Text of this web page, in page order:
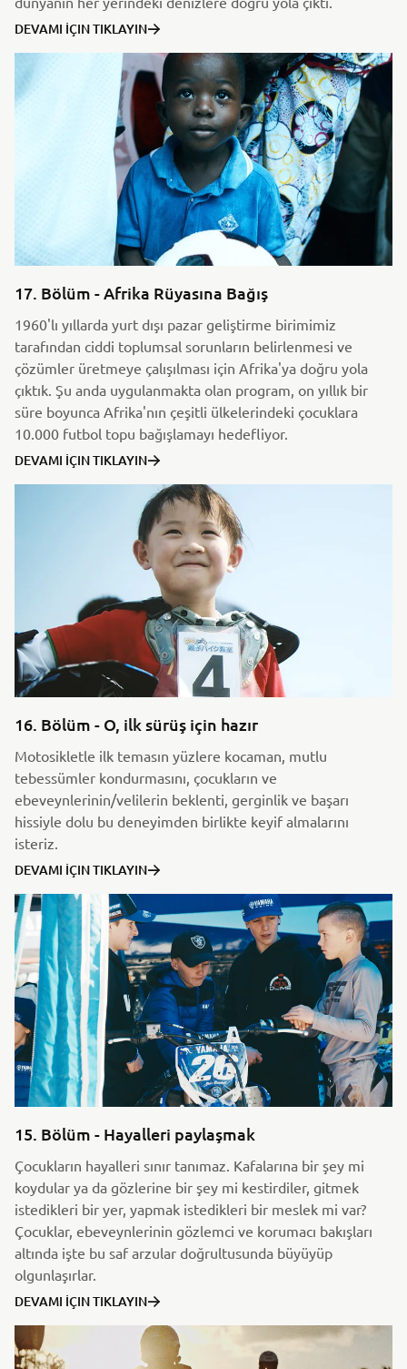
DEVAMI İÇIN TIKLAYIN
17. Bölüm - Afrika Rüyasına Bağış
1960'lı yıllarda yurt dışı pazar geliştirme birimimiz
tarafından ciddi toplumsal sorunların belirlenmesi ve
çözümler üretmeye çalışılması için Afrika'ya doğru yola
çıktık. Şu anda uygulanmakta olan program, on yıllık bir
süre boyunca Afrika'nın çeşitli ülkelerindeki çocuklara
10.000 futbol topu bağışlamayı hedefliyor.
DEVAMI İÇIN TIKLAYIN
16. Bölüm - O, ilk sürüş için hazır
Motosikletle ilk temasın yüzlere kocaman, mutlu
tebessümler kondurmasını, çocukların ve
ebeveynlerinin/velilerin beklenti, gerginlik ve başarı
hissiyle dolu bu deneyimden birlikte keyif almalarını
isteriz.
DEVAMI İÇIN TIKLAYIN
15. Bölüm - Hayalleri paylaşmak
Çocukların hayalleri sınır tanımaz. Kafalarına bir şey mi
koydular ya da gözlerine bir şey mi kestirdiler, gitmek
istedikleri bir yer, yapmak istedikleri bir meslek mi var?
Çocuklar, ebeveynlerinin gözlemci ve korumacı bakışları
altında işte bu saf arzular doğrultusunda büyüyüp
olgunlaşırlar.
DEVAMI İÇIN TIKLAYIN